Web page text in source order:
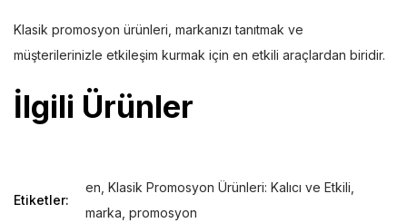
Klasik promosyon ürünleri, markanızı tanıtmak ve
müşterilerinizle etkileşim kurmak için en etkili araçlardan biridir.
İlgili Ürünler
Etiketler:
en Klasik Promosyon Ürünleri: Kalıcı ve Etkili
marka promosyon